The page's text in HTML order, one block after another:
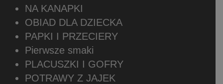
NA KANAPKI
OBIAD DLA DZIECKA
PAPKI I PRZECIERY
Pierwsze smaki
PLACUSZKI I GOFRY
POTRAWY Z JAJEK